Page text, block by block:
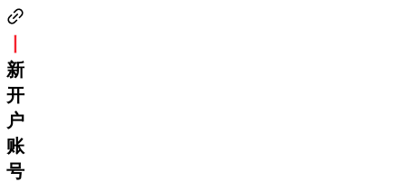
新
开
户
账
号